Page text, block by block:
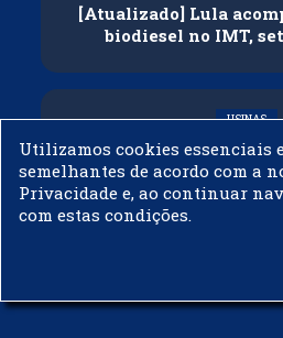
[Atualizado] Lula
biodiesel no IMT,
USINAS
Governo adia reunião
etanol na
Utilizamos cookies essenciais
semelhantes de acordo com a
Privacidade e, ao continuar
com estas condições.